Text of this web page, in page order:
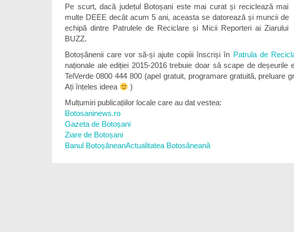
Pe scurt, dacă județul Botoșani este mai curat și reciclează mai
multe DEEE decât acum 5 ani, aceasta se datorează și muncii de
echipă dintre Patrulele de Reciclare și Micii Reporteri ai Ziarului
BUZZ.
Botoșănenii care vor să-și ajute copiii înscriși în Patrula de
naționale ale ediției 2015-2016 trebuie doar să scape de deșeurile
TelVerde 0800 444 800 (apel gratuit, programare gratuită,
Ați înțeles ideea
)
Mulțumiri publicațiilor locale care au dat vestea:
Botosaninews.ro
Gazeta de Botoșani
Ziare de Botoșani
Banul BotoșăneanActualitatea Botosăneană